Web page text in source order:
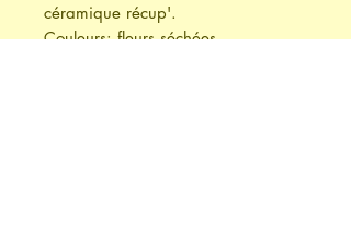
céramique récup'.
Couleurs: fleurs séchées